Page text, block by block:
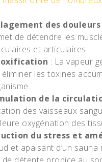
des
de détendre les
et articulaires.
: La vapeur
éliminer les toxines
de la
des vaisseaux
oxygénation des
du stress et
et apaisant d’un
détente propice au